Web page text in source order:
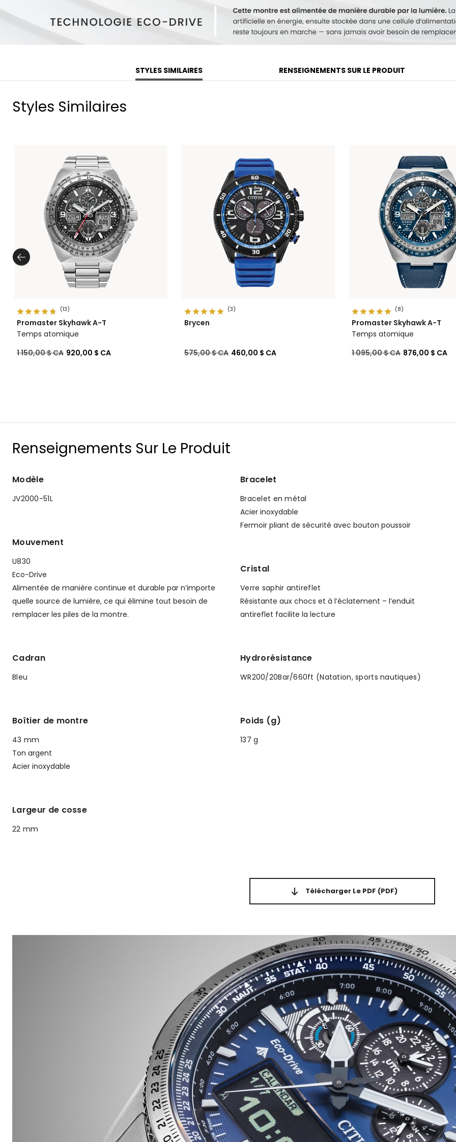
STYLES SIMILAIRES RENSEIGNEMENTS SUR LE PRODUIT
Styles Similaires
(13)
Promaster Skyhawk A-T
Temps atomique
Prix réduit de
1 150,00 $ CAà920,00 $ CA
(3)
Brycen
Prix réduit de
575,00 $ CAà460,00 $ CA
(8)
Promaster Skyhawk A-T
Temps atomique
Prix réduit de
1 095,00 $ CAà876,00 $ CA
Renseignements Sur Le Produit
Modèle
JV2000-51L
Mouvement
U830
Eco-Drive
Alimentée de manière continue et durable par n’importe
quelle source de lumière, ce qui élimine tout besoin de
remplacer les piles de la montre.
Cadran
Bleu
Boîtier de montre
43 mm
Ton argent
Acier inoxydable
Largeur de cosse
22 mm
Bracelet
Bracelet en métal
Acier inoxydable
Fermoir pliant de sécurité avec bouton poussoir
Cristal
Verre saphir antireflet
Résistante aux chocs et à l’éclatement – l’enduit
antireflet facilite la lecture
Hydrorésistance
WR200/20Bar/660ft (Natation, sports nautiques)
Poids (g)
137 g
Télécharger Le PDF (PDF)